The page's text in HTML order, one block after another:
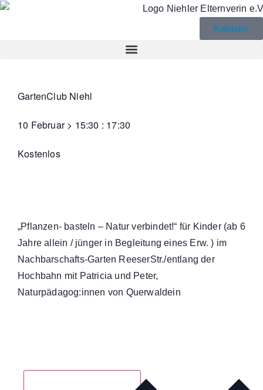
Kalender
GartenClub Niehl
10 Februar > 15:30 : 17:30
Kostenlos
„Pflanzen- basteln – Natur verbindet!“ für Kinder (ab 6
Jahre allein / jünger in Begleitung eines Erw. ) im
Nachbarschafts-Garten ReeserStr./entlang der
Hochbahn mit Patricia und Peter,
Naturpädagog:innen von Querwaldein